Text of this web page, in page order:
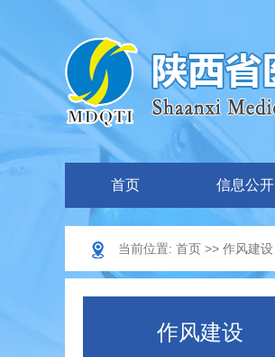
首页 信息公开
当前位置: 首页 >> 作风建设
作风建设